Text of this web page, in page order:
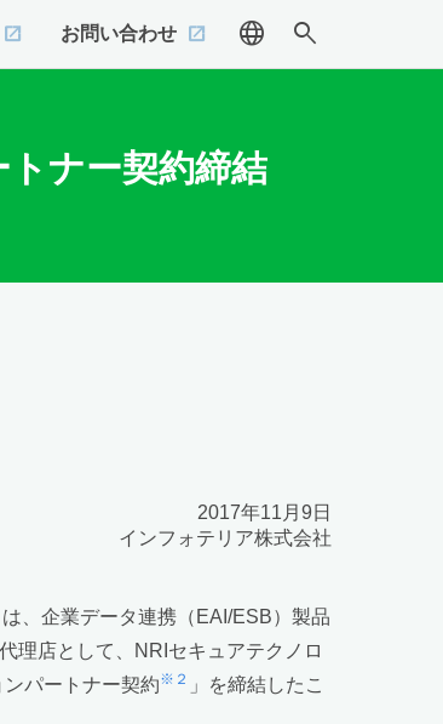
お問い合わせ language search
ナー契約締結
2017年11月9日
インフォテリア株式会社
、企業データ連携（EAI/ESB）製品
理店として、NRIセキュアテクノロ
パートナー契約※２
」を締結したこ